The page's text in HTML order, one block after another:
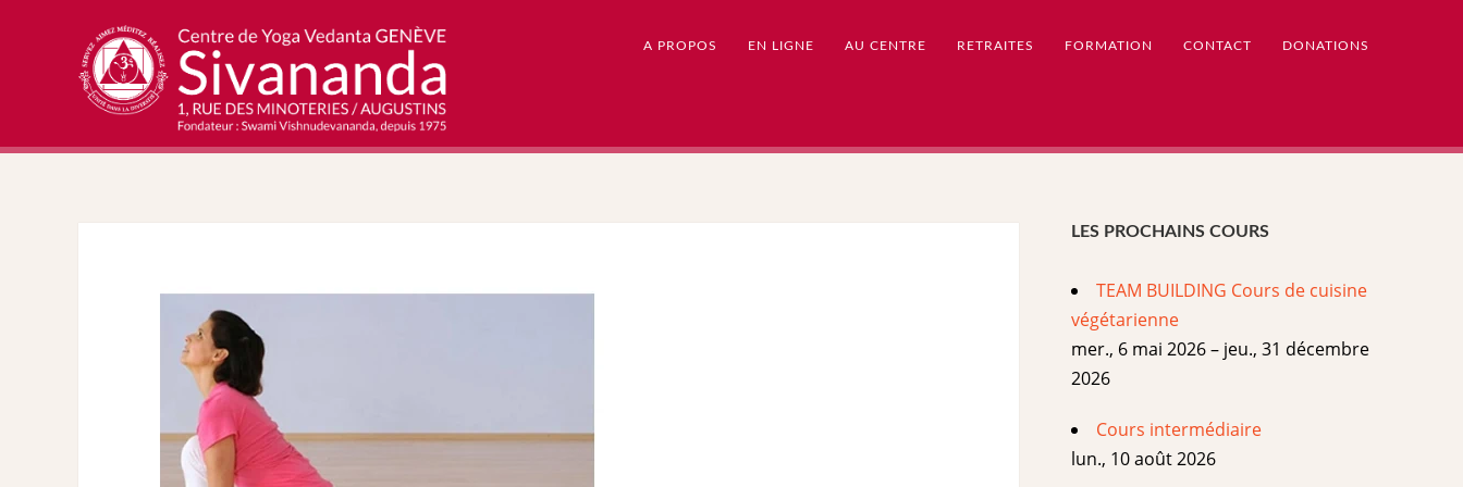
A PROPOS EN LIGNE AU CENTRE RETRAITES FORMATION CONTACT DONATIONS
LES PROCHAINS COURS
TEAM BUILDING Cours de cuisine
végétarienne
mer., 6 mai 2026 – jeu., 31 décembre
2026
Cours intermédiaire
lun., 10 août 2026